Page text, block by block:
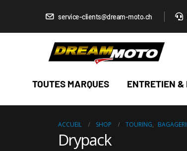
service-clients@dream-moto.ch
TOUTES MARQUES ENTRETIEN &
ACCUEIL SHOP TOURING,
Drypack